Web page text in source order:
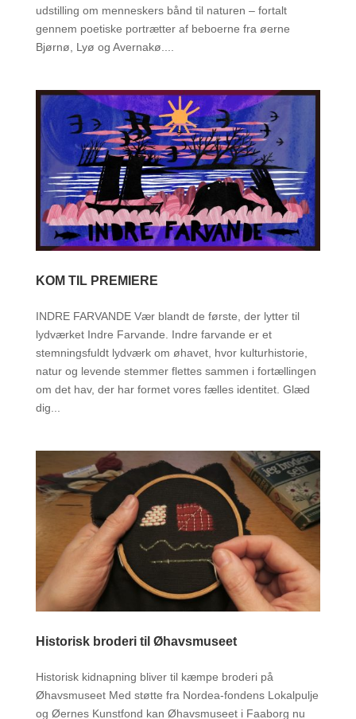
udstilling om menneskers bånd til naturen – fortalt
gennem poetiske portrætter af beboerne fra øerne
Bjørnø, Lyø og Avernakø....
KOM TIL PREMIERE
INDRE FARVANDE Vær blandt de første, der lytter til
lydværket Indre Farvande. Indre farvande er et
stemningsfuldt lydværk om øhavet, hvor kulturhistorie,
natur og levende stemmer flettes sammen i fortællingen
om det hav, der har formet vores fælles identitet. Glæd
dig...
Historisk broderi til Øhavsmuseet
Historisk kidnapning bliver til kæmpe broderi på
Øhavsmuseet Med støtte fra Nordea-fondens Lokalpulje
og Øernes Kunstfond kan Øhavsmuseet i Faaborg nu